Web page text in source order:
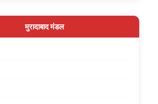
मुरादाबाद मंडल